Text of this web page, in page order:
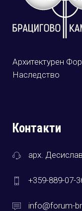
Архитектурен
Наследство
Контакти
арх.
+359-889-07-
info@forum-